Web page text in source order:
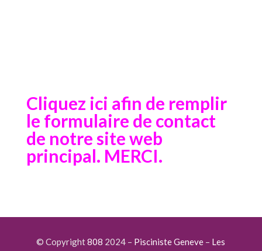
Cliquez ici afin de remplir
le formulaire de contact
de notre site web
principal. MERCI.
© Copyright808 2024 – Pisciniste Geneve – Les